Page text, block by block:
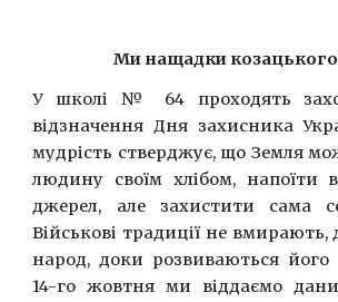
Ми нащадки
У школі № 64 проходять
відзначення Дня захисника
мудрість стверджує, що Земля
людину своїм хлібом, напоїти
джерел, але захистити сама
Військові традиції не вмирають,
народ, доки розвиваються його
14-го жовтня ми віддаємо